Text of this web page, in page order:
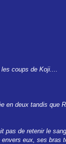
coups de Koji....
en deux tandis que
pas de retenir le
eux, ses bras